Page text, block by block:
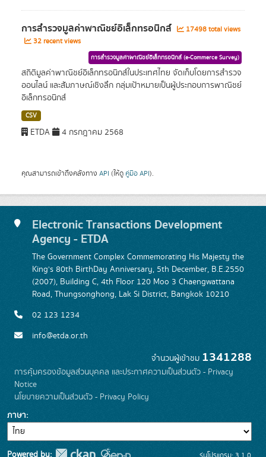
การสำรวจมูลค่าพาณิชย์อิเล็กทรอนิกส์
17498 total views
32 recent views
การสำรวจมูลค่าพาณิชย์อิเล็กทรอนิกส์ (e-Commerce Survey)
สถิติมูลค่าพาณิชย์อิเล็กทรอนิกส์ในประเทศไทย จัดเก็บโดยการสำรวจ
ออนไลน์ และสัมภาษณ์เชิงลึก กลุ่มเป้าหมายเป็นผู้ประกอบการพาณิชย์
อิเล็กทรอนิกส์
CSV
ETDA 4 กรกฎาคม 2568
คุณสามารถเข้าถึงคลังทาง API (ให้ดู คู่มือ API).
Electronic Transactions Development
Agency - ETDA
The Government Complex Commemorating His Majesty the
King's 80th BirthDay Anniversary, 5th December, B.E.2550
(2007), Building C, 4th Floor 120 Moo 3 Chaengwattana
Road, Thungsonghong, Lak Si District, Bangkok 10210
02 123 1234
info@etda.or.th
จำนวนผู้เข้าชม 1341288
การคุ้มครองข้อมูลส่วนบุคคล และประกาศความเป็นส่วนตัว - Privacy
Notice
นโยบายความเป็นส่วนตัว - Privacy Policy
ภาษา
Powered by: